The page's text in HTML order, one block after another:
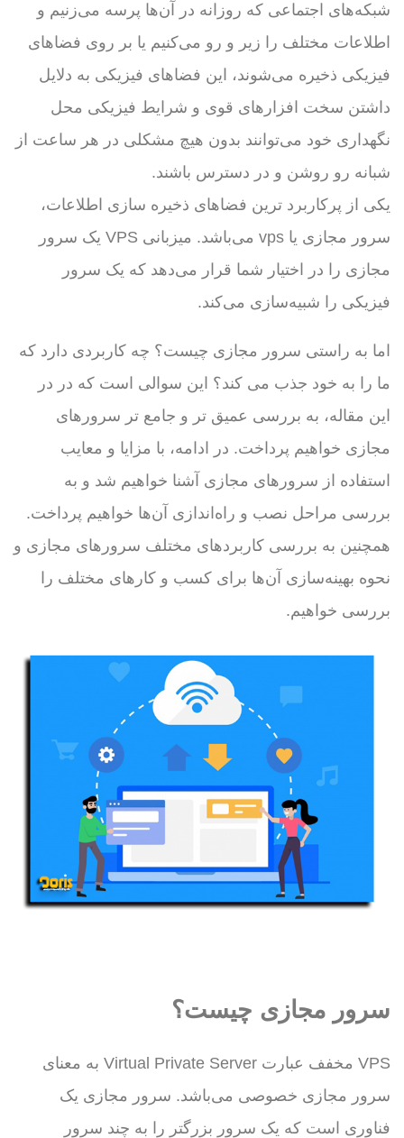
شبکه‌های اجتماعی که روزانه در آن‌ها پرسه می‌زنیم و
اطلاعات مختلف را زیر و رو می‌کنیم یا بر روی فضاهای
فیزیکی ذخیره می‌شوند، این فضاهای فیزیکی به دلایل
داشتن سخت افزارهای قوی و شرایط فیزیکی محل
نگهداری خود می‌توانند بدون هیچ مشکلی در هر ساعت از
شبانه رو روشن و در دسترس باشند.
یکی از پرکاربرد ترین فضاهای ذخیره سازی اطلاعات،
سرور مجازی یا vps می‌باشد. میزبانی VPS یک سرور
مجازی را در اختیار شما قرار می‌دهد که یک سرور
فیزیکی را شبیه‌سازی می‌کند.
اما به راستی سرور مجازی چیست؟ چه کاربردی دارد که
ما را به خود جذب می کند؟ این سوالی است که در در
این مقاله، به بررسی عمیق تر و جامع تر سرورهای
مجازی خواهیم پرداخت. در ادامه، با مزایا و معایب
استفاده از سرورهای مجازی آشنا خواهیم شد و به
بررسی مراحل نصب و راه‌اندازی آن‌ها خواهیم پرداخت.
همچنین به بررسی کاربردهای مختلف سرورهای مجازی و
نحوه بهینه‌سازی آن‌ها برای کسب و کارهای مختلف را
بررسی خواهیم.
سرور مجازی چیست؟
VPS مخفف عبارت Virtual Private Server به معنای
سرور مجازی خصوصی می‌باشد. سرور مجازی یک
فناوری است که یک سرور بزرگتر را به چند سرور